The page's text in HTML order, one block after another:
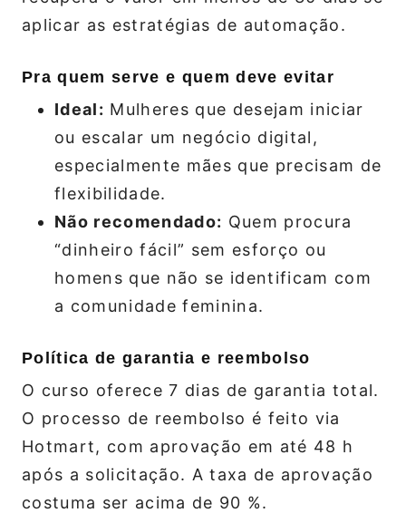
aplicar as estratégias de automação.
Pra quem serve e quem deve evitar
Ideal: Mulheres que desejam iniciar
ou escalar um negócio digital,
especialmente mães que precisam de
flexibilidade.
Não recomendado: Quem procura
“dinheiro fácil” sem esforço ou
homens que não se identificam com
a comunidade feminina.
Política de garantia e reembolso
O curso oferece 7 dias de garantia total.
O processo de reembolso é feito via
Hotmart, com aprovação em até 48 h
após a solicitação. A taxa de aprovação
costuma ser acima de 90 %.